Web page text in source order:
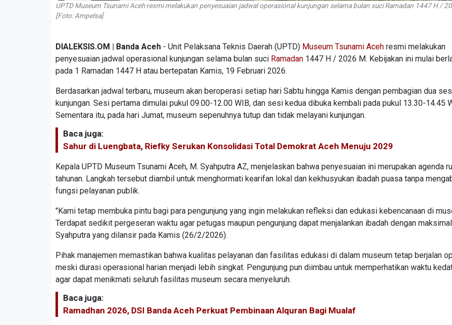
UPTD Museum Tsunami Aceh resmi melakukan penyesuaian jadwal operasional kunjungan selama bulan suci Ramadan 1447 H /
[Foto: Ampelsa]
DIALEKSIS.OM | Banda Aceh - Unit Pelaksana Teknis Daerah (UPTD) Museum Tsunami Aceh resmi melakukan
penyesuaian jadwal operasional kunjungan selama bulan suci Ramadan 1447 H / 2026 M. Kebijakan ini mulai
pada 1 Ramadan 1447 H atau bertepatan Kamis, 19 Februari 2026.
Berdasarkan jadwal terbaru, museum akan beroperasi setiap hari Sabtu hingga Kamis dengan pembagian dua
kunjungan. Sesi pertama dimulai pukul 09.00-12.00 WIB, dan sesi kedua dibuka kembali pada pukul 13.30-14.45
Sementara itu, pada hari Jumat, museum sepenuhnya tutup dan tidak melayani kunjungan.
Baca juga:
Sahur di Luengbata, Riefky Serukan Konsolidasi Total Demokrat Aceh Menuju 2029
Kepala UPTD Museum Tsunami Aceh, M. Syahputra AZ, menjelaskan bahwa penyesuaian ini merupakan agenda
tahunan. Langkah tersebut diambil untuk menghormati kearifan lokal dan kekhusyukan ibadah puasa tanpa
fungsi pelayanan publik.
"Kami tetap membuka pintu bagi para pengunjung yang ingin melakukan refleksi dan edukasi kebencanaan di
Terdapat sedikit pergeseran waktu agar petugas maupun pengunjung dapat menjalankan ibadah dengan
Syahputra yang dilansir pada Kamis (26/2/2026).
Pihak manajemen memastikan bahwa kualitas pelayanan dan fasilitas edukasi di dalam museum tetap berjalan
meski durasi operasional harian menjadi lebih singkat. Pengunjung pun diimbau untuk memperhatikan waktu
agar dapat menikmati seluruh fasilitas museum secara menyeluruh.
Baca juga:
Ramadhan 2026, DSI Banda Aceh Perkuat Pembinaan Alquran Bagi Mualaf